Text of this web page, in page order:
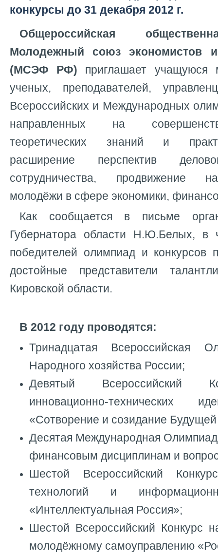
конкурсы до 31 декабря 2012 г.
Общероссийская
Молодежный союз экономистов
(МСЭФ РФ) приглашает учащуюся
ученых, преподавателей,
Всероссийских и Международных
направленных на
теоретических знаний и
расширение перспектив
сотрудничества, продвижение
молодёжи в сфере экономики,
Как сообщается в письме
Губернатора области Н.Ю.Белых, в
победителей олимпиад и конкурсов
достойные представители
Кировской области.
В 2012 году проводятся:
Тринадцатая Всероссийская
Народного хозяйства России;
Девятый Всероссийский
инновационно-
«Сотворение и созидание
Десятая Международная
финансовым дисциплинам и
Шестой Всероссийский
технологий и
«Интеллектуальная Россия»;
Шестой Всероссийский Конкурс
молодёжному самоуправлению